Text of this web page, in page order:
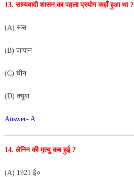
13. साम्यवादी शासन का पहला प्रयोग कहाँ हुआ था ?
(A) रूस
(B) जापान
(C) चीन
(D) क्यूबा
Answer- A
14. लेनिन की मृत्यु कब हुई ?
(A) 1921 ई०